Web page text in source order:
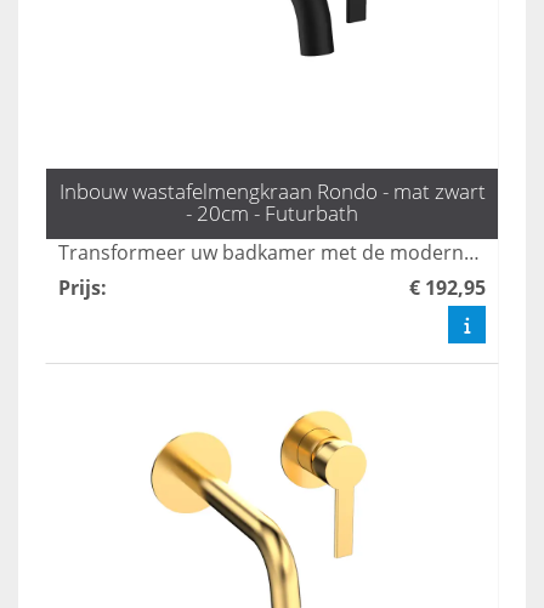
Inbouw wastafelmengkraan Rondo - mat zwart
- 20cm - Futurbath
Transformeer uw badkamer met de moderne Rondo inbouw mengkraan in mat zwart. Met een elegante uitloop van 20 cm biedt deze kraan zowel esthetiek als gebruiksgemak, perfect voor een strakke en verfijnde uitstraling. Voeg een vleugje luxe toe aan uw badkamer met deze stijlvolle oplossing.
Prijs: € 192,95